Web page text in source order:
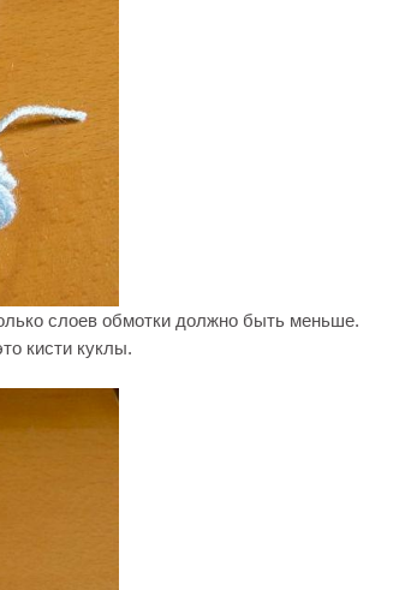
слоев обмотки должно быть меньше.
кисти куклы.